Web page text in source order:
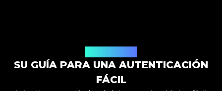
SU GUÍA PARA UNA AUTENTICACIÓN
FÁCIL